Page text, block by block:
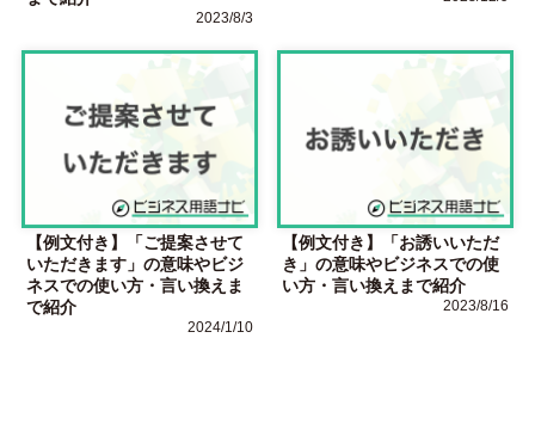
2023/8/3
【例文付き】「ご提案させて
いただきます」の意味やビジ
ネスでの使い方・言い換えま
で紹介
2024/1/10
【例文付き】「お誘いいただ
き」の意味やビジネスでの使
い方・言い換えまで紹介
2023/8/16